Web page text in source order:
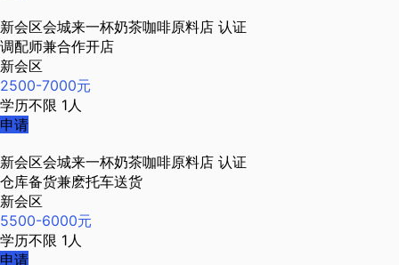
新会区会城来一杯奶茶咖啡原料店 认证
调配师兼合作开店
新会区
2500-7000元
学历不限 1人
申请
新会区会城来一杯奶茶咖啡原料店 认证
仓库备货兼麽托车送货
新会区
5500-6000元
学历不限 1人
申请